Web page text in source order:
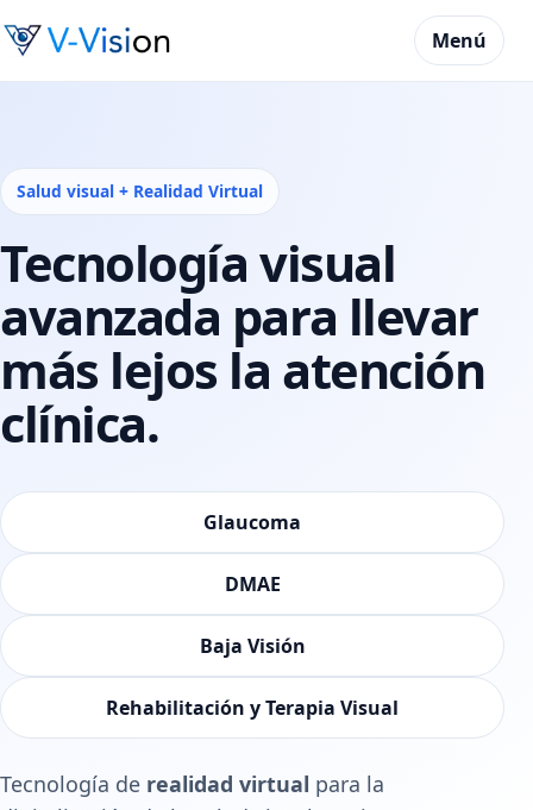
Menú
Salud visual + Realidad Virtual
Tecnología visual
avanzada para llevar
más lejos la atención
clínica.
Glaucoma
DMAE
Baja Visión
Rehabilitación y Terapia Visual
Tecnología de realidad virtual para la